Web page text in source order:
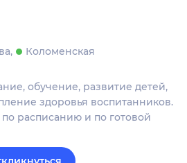
Коломенская
обучение, развитие детей,
здоровья воспитанников.
расписанию и по готовой